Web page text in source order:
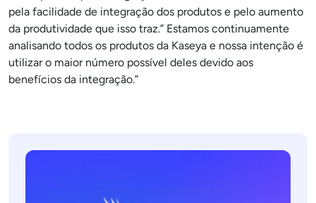
pela facilidade de integração dos produtos e pelo aumento
da produtividade que isso traz.” Estamos continuamente
analisando todos os produtos da Kaseya e nossa intenção é
utilizar o maior número possível deles devido aos
benefícios da integração.”